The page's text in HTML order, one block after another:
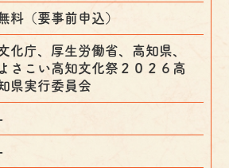
料（要事前申込）
化庁、厚生労働省、高知県、
よさこい高知文化祭２０２６高
県実行委員会